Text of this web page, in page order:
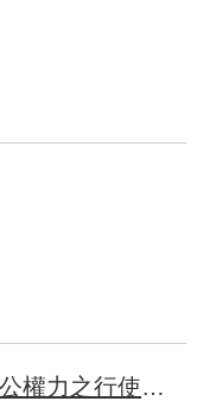
【澄清稿】勞動檢查乃政府公權力之行使，所有執法之勞動檢查員，均依據相關人事法令進用 (1)